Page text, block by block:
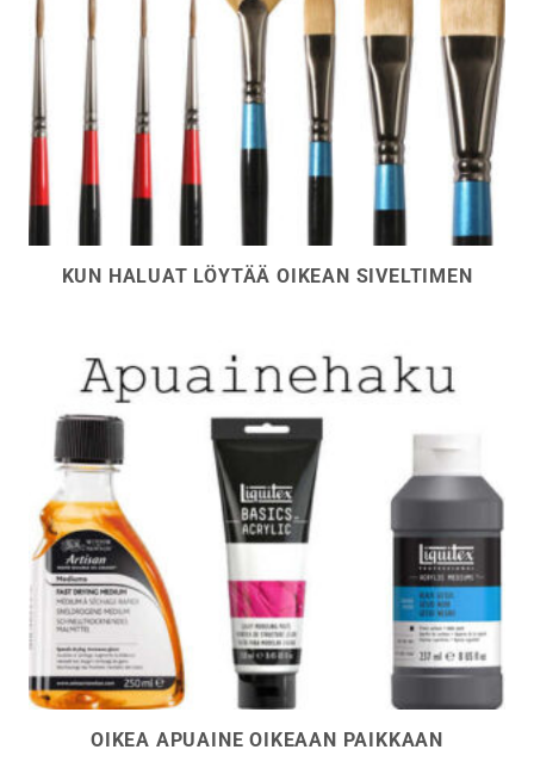
KUN HALUAT LÖYTÄÄ OIKEAN SIVELTIMEN
OIKEA APUAINE OIKEAAN PAIKKAAN